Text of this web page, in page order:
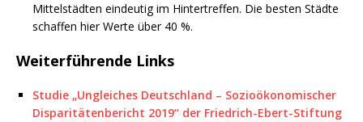
Mittelstädten eindeutig im Hintertreffen. Die besten Städte
schaffen hier Werte über 40 %.
Weiterführende Links
Studie „Ungleiches Deutschland – Sozioökonomischer
Disparitätenbericht 2019“ der Friedrich-Ebert-Stiftung